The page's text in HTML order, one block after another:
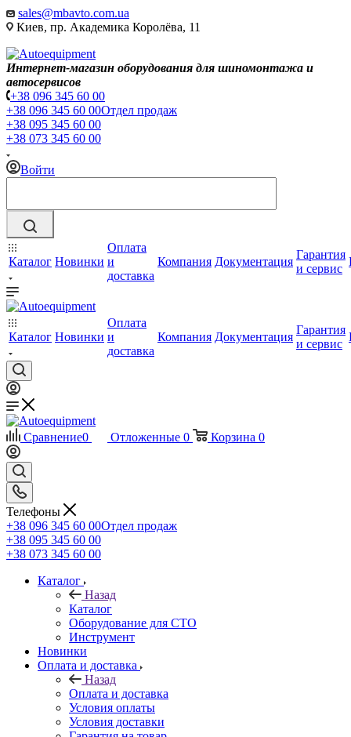
sales@mbavto.com.ua
Киев, пр. Академика Королёва, 11
Интернет-магазин оборудования для шиномонтажа и
автосервисов
+38 096 345 60 00
+38 096 345 60 00Отдел продаж
+38 095 345 60 00
+38 073 345 60 00
Войти
Каталог Новинки
Оплата
и
доставка
Компания Документация
Гарантия
и сервис
Каталог Новинки
Оплата
и
доставка
Компания Документация
Гарантия
и сервис
Сравнение0 Отложенные 0 Корзина 0
Телефоны
+38 096 345 60 00Отдел продаж
+38 095 345 60 00
+38 073 345 60 00
Каталог
Назад
Каталог
Оборудование для СТО
Инструмент
Новинки
Оплата и доставка
Назад
Оплата и доставка
Условия оплаты
Условия доставки